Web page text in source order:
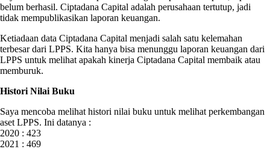
belum berhasil. Ciptadana Capital adalah perusahaan tertutup, jadi
tidak mempublikasikan laporan keuangan.
Ketiadaan data Ciptadana Capital menjadi salah satu kelemahan
terbesar dari LPPS. Kita hanya bisa menunggu laporan keuangan dari
LPPS untuk melihat apakah kinerja Ciptadana Capital membaik atau
memburuk.
Histori Nilai Buku
Saya mencoba melihat histori nilai buku untuk melihat perkembangan
aset LPPS. Ini datanya :
2020 : 423
2021 : 469